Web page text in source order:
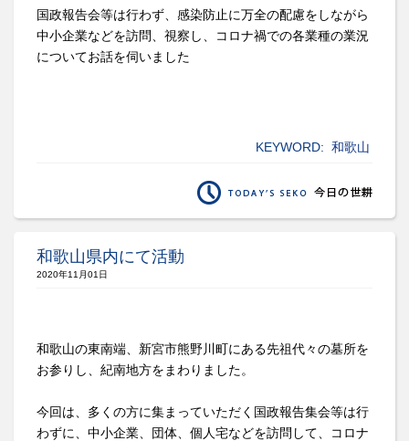
国政報告会等は行わず、感染防止に万全の配慮をしながら
中小企業などを訪問、視察し、コロナ禍での各業種の業況
についてお話を伺いました
KEYWORD: 和歌山
和歌山県内にて活動
2020年11月01日
和歌山の東南端、新宮市熊野川町にある先祖代々の墓所を
お参りし、紀南地方をまわりました。
今回は、多くの方に集まっていただく国政報告集会等は行
わずに、中小企業、団体、個人宅などを訪問して、コロナ